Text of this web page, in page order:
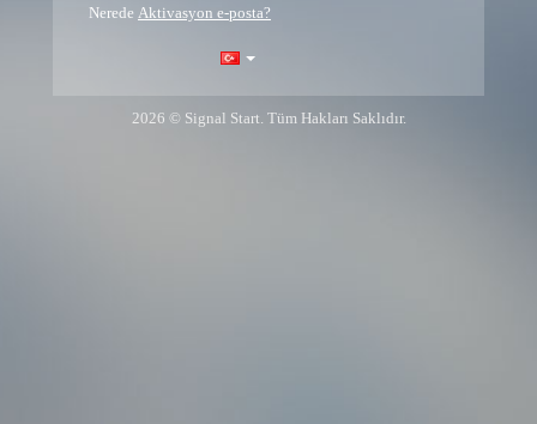
Nerede Aktivasyon e-posta?
2026 © Signal Start. Tüm Hakları Saklıdır.